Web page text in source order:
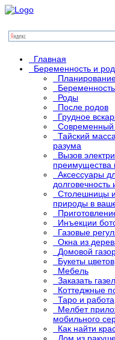
Главная
Беременность и
Беременность
Роды
После родов
Грудное
Современный
Тайский
разума
Вызов
Аксессуары
долговечность
Столешницы
природы в
Инъекции
Газовые
Окна из
Домовой
Букеты цветов
Мебель
Заказать
Коттеджные
Таро и работа
Мелбет
мобильного
Как найти